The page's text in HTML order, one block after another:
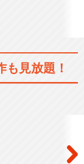
も見放題！